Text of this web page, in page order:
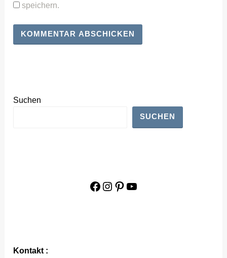
speichern.
Suchen
SUCHEN
Facebook
Instagram
Pinterest
YouTube
Kontakt :